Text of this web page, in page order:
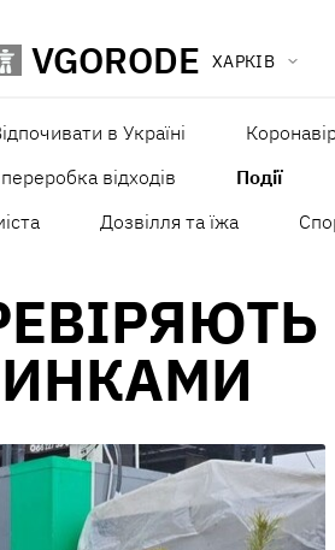
VGORODE ХАРКІВ
в Україні
відходів Події
Дозвілля та їжа